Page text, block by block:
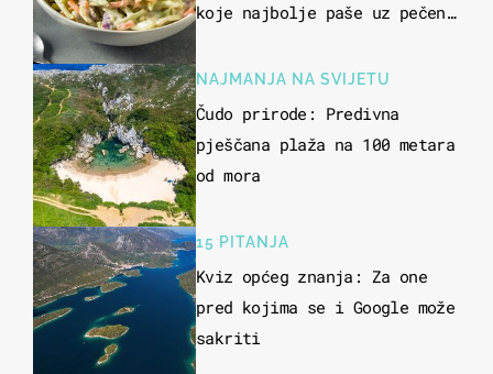
koje najbolje paše uz pečeno
NAJMANJA NA SVIJETU
Čudo prirode: Predivna
pješčana plaža na 100 metara
od mora
15 PITANJA
Kviz općeg znanja: Za one
pred kojima se i Google može
sakriti